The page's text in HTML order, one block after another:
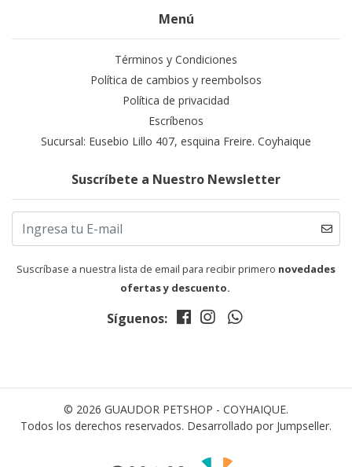
Menú
Términos y Condiciones
Política de cambios y reembolsos
Política de privacidad
Escríbenos
Sucursal: Eusebio Lillo 407, esquina Freire. Coyhaique
Suscríbete a Nuestro Newsletter
Suscríbase a nuestra lista de email para recibir primero novedades
ofertas y descuento.
Síguenos:
© 2026 GUAUDOR PETSHOP - COYHAIQUE.
Todos los derechos reservados. Desarrollado por Jumpseller.